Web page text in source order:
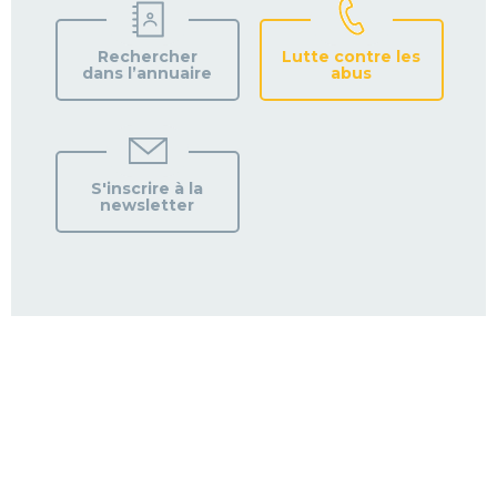
Rechercher
dans l’annuaire
Lutte contre les
abus
S'inscrire à la
newsletter